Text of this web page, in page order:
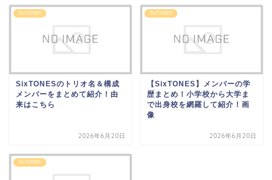
SixTONES
SixTONESのトリオ名＆構成
メンバーをまとめて紹介！由
来はこちら
2026年6月20日
SixTONES
【SixTONES】メンバーの学
歴まとめ！小学校から大学ま
で出身校を網羅して紹介！画
像
2026年6月20日
SixTONES